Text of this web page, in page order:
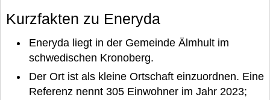
Kurzfakten zu Eneryda
Eneryda liegt in der Gemeinde Älmhult im
schwedischen Kronoberg.
Der Ort ist als kleine Ortschaft einzuordnen. Eine
Referenz nennt 305 Einwohner im Jahr 2023;